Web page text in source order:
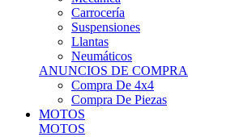
Suspensiones
Llantas
Neumáticos
ANUNCIOS DE COMPRA
Compra De 4x4
Compra De Piezas
MOTOS
MOTOS
Motos De Circuito